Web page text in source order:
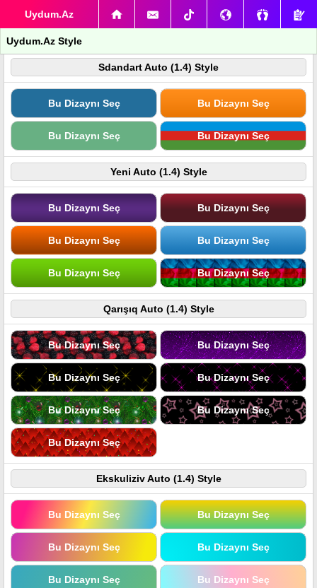
Uydum.Az
Uydum.Az Style
Sdandart Auto (1.4) Style
Bu Dizaynı Seç Bu Dizaynı Seç
Bu Dizaynı Seç Bu Dizaynı Seç
Yeni Auto (1.4) Style
Bu Dizaynı Seç Bu Dizaynı Seç
Bu Dizaynı Seç Bu Dizaynı Seç
Bu Dizaynı Seç Bu Dizaynı Seç
Qarışıq Auto (1.4) Style
Bu Dizaynı Seç Bu Dizaynı Seç
Bu Dizaynı Seç Bu Dizaynı Seç
Bu Dizaynı Seç Bu Dizaynı Seç
Bu Dizaynı Seç
Ekskuliziv Auto (1.4) Style
Bu Dizaynı Seç Bu Dizaynı Seç
Bu Dizaynı Seç Bu Dizaynı Seç
Bu Dizaynı Seç Bu Dizaynı Seç